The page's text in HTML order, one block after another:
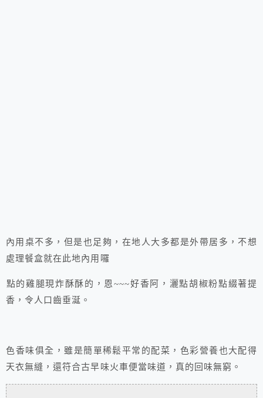
內用桌不多，但是也足夠，在地人大多都是外帶居多，不想
處理餐盒就在此地內用囉
點的雞腿現炸酥酥的，恩~~~好香阿，灑點胡椒粉點綴著提
香，令人口齒垂涎。
色香味俱全，雖是簡單稀鬆平常的配菜，色彩營養也大配得
天衣無縫，還符合古早味火車便當味道，真的回味無窮。